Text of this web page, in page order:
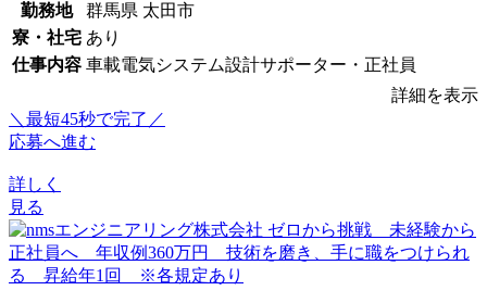
勤務地
群馬県 太田市
寮・社宅 あり
仕事内容 車載電気システム設計サポーター・正社員
詳細を表示
＼最短45秒で完了／
応募へ進む
詳しく
見る